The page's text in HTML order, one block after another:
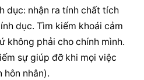
dục: nhận ra tính chất tích
dục. Tìm kiếm khoái cảm
không phải cho chính mình.
sự giúp đỡ khi mọi việc
hôn nhân).